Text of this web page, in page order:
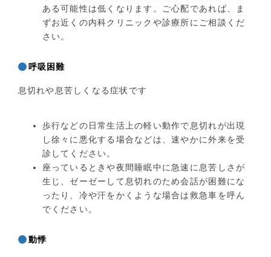
ある可能性は低くなります。ご心配であれば、ま
ずお近くの内科クリニックや診療所にご相談くだ
さい。
呼吸困難
息切れや息苦しくなる症状です
歩行などの日常生活上の軽い動作で息切れが出現
し徐々に悪化する場合などは、速やかに外来を受
診してください。
座っているときや夜間睡眠中に急速に息苦しさが
生じ、ゼーゼーして息切れのため会話が困難にな
ったり、冷や汗をかくような場合は救急車を呼ん
でください。
動悸